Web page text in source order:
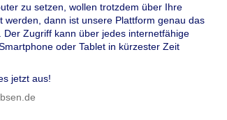
zu setzen, wollen trotzdem über Ihre
werden, dann ist unsere Plattform genau das
Der Zugriff kann über jedes internetfähige
oder Tablet in kürzester Zeit
jetzt aus!